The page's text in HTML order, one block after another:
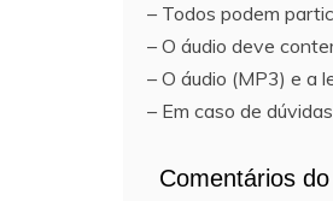
– Todos podem
– O áudio deve
– O áudio (MP3) e a
– Em caso de
Comentários